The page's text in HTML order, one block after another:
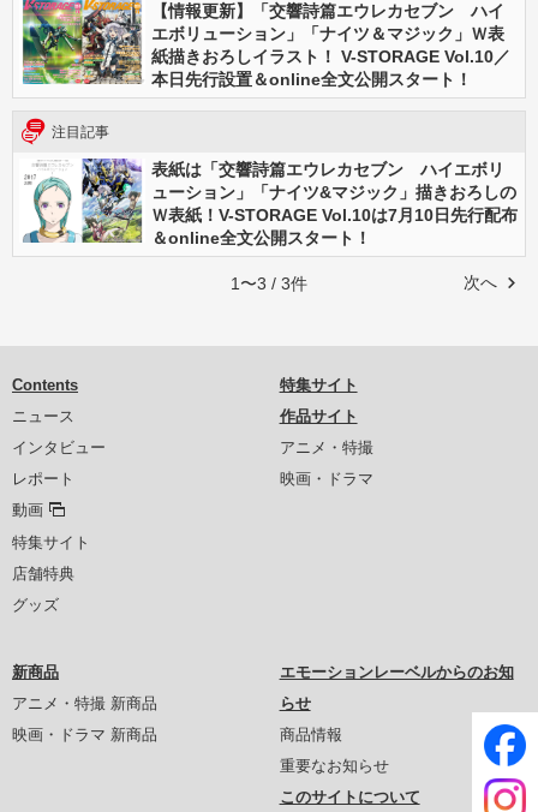
【情報更新】「交響詩篇エウレカセブン ハイ
エボリューション」「ナイツ＆マジック」Ｗ表
紙描きおろしイラスト！ V-STORAGE Vol.10／
本日先行設置＆online全文公開スタート！
注目記事
表紙は「交響詩篇エウレカセブン ハイエボリ
ューション」「ナイツ&マジック」描きおろしの
Ｗ表紙！V-STORAGE Vol.10は7月10日先行配布
＆online全文公開スタート！
次へ
1〜3 / 3件
Contents
ニュース
インタビュー
レポート
動画
特集サイト
店舗特典
グッズ
特集サイト
作品サイト
アニメ・特撮
映画・ドラマ
新商品
アニメ・特撮 新商品
映画・ドラマ 新商品
エモーションレーベルからのお知
らせ
商品情報
重要なお知らせ
このサイトについて